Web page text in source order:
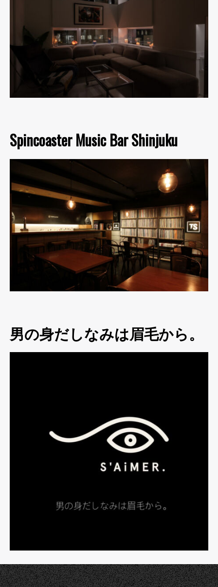
Spincoaster Music Bar Shinjuku
男の身だしなみは眉毛から。